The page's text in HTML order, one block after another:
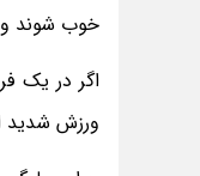
خوب شوند و
اگر در یک
ورزش شدید